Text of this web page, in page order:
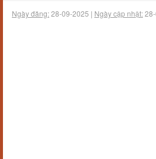
Ngày đăng:28-09-2025 | Ngày cập nhật: